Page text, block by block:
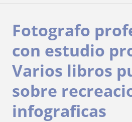
Fotografo
con estudio
Varios libros
sobre
infograficas